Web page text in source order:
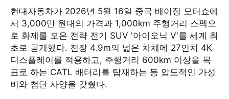
현대자동차가 2026년 5월 16일 중국 베이징 모터쇼에
서 3,000만 원대의 가격과 1,000km 주행거리 스펙으
로 화제를 모은 전략 전기 SUV '아이오닉 V'를 세계 최
초로 공개했다. 전장 4.9m의 넓은 차체에 27인치 4K
디스플레이를 적용하고, 주행거리 600km 이상을 목
표로 하는 CATL 배터리를 탑재하는 등 압도적인 가성
비와 첨단 사양을 갖췄다.